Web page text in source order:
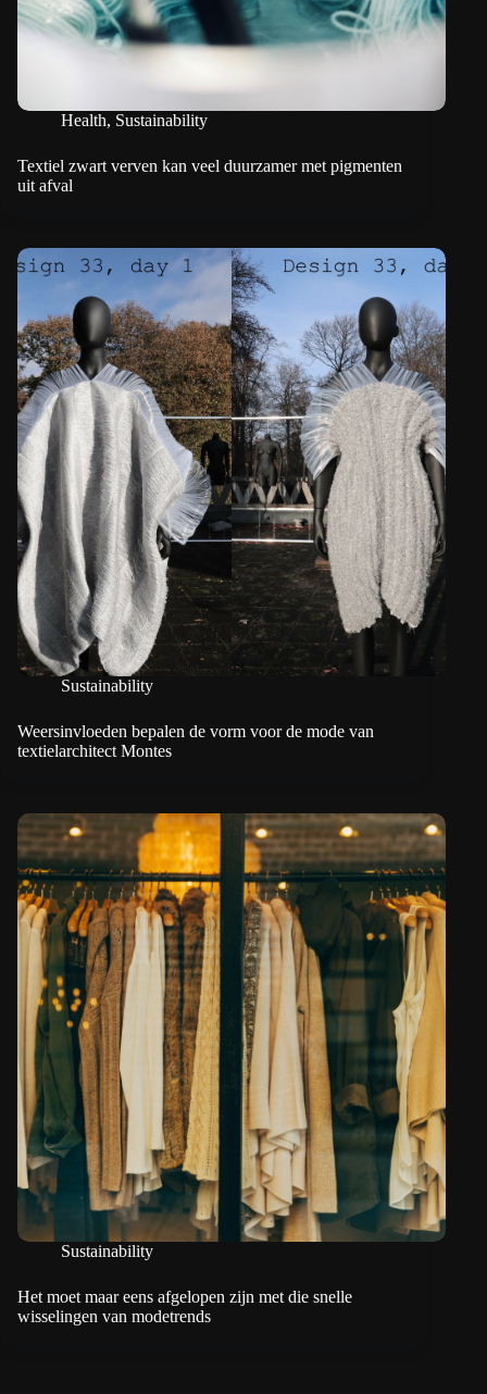
Health, Sustainability
Textiel zwart verven kan veel duurzamer met pigmenten
uit afval
Sustainability
Weersinvloeden bepalen de vorm voor de mode van
textielarchitect Montes
Sustainability
Het moet maar eens afgelopen zijn met die snelle
wisselingen van modetrends